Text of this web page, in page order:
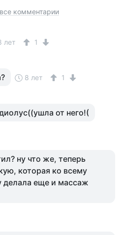
комментарии
лет 1
8 лет 1
от него!(
ну что же, теперь
которая ко всему
делала еще и массаж